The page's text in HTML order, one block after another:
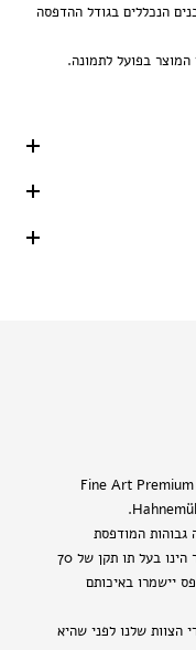
המוצר בפועל לתמונה.
התמונות שלנו מודפסות על נייר צילום מסוג Fine Art Premium
גבוהות המודפסת
בנפרד במדפסת מיוחדת בפורמט גדול. הנייר הינו בעל תו תקן של 70
יישמרו באיכותם
הצוות שלנו לפני שהיא